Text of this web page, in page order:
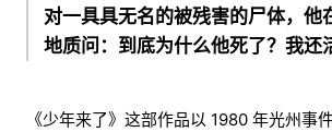
对一具具无名的被残害的尸体，他
地质问：到底为什么他死了？我还
《少年来了》这部作品以 1980 年光州事